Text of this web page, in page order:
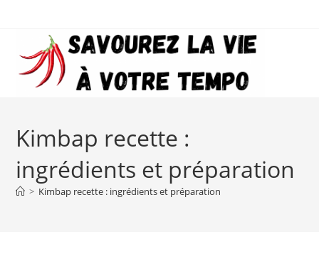
Kimbap recette :
ingrédients et préparation
> Kimbap recette : ingrédients et préparation